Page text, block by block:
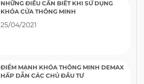
NHỮNG ĐIỀU CẦN BIẾT KHI SỬ DỤNG
KHÓA CỬA THÔNG MINH
25/04/2021
ĐIỂM MẠNH KHÓA THÔNG MINH DEMAX
HẤP DẪN CÁC CHỦ ĐẦU TƯ